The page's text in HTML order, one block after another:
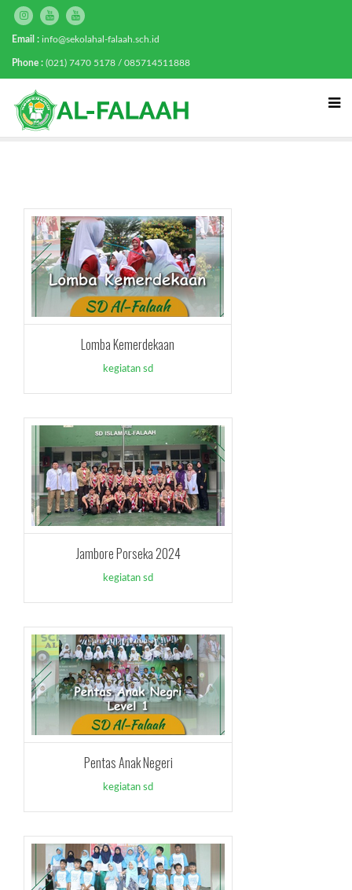
Email : info@sekolahal-falaah.sch.id
Phone : (021) 7470 5178 / 085714511888
Lomba Kemerdekaan
kegiatan sd
Jambore Porseka 2024
kegiatan sd
Pentas Anak Negeri
kegiatan sd